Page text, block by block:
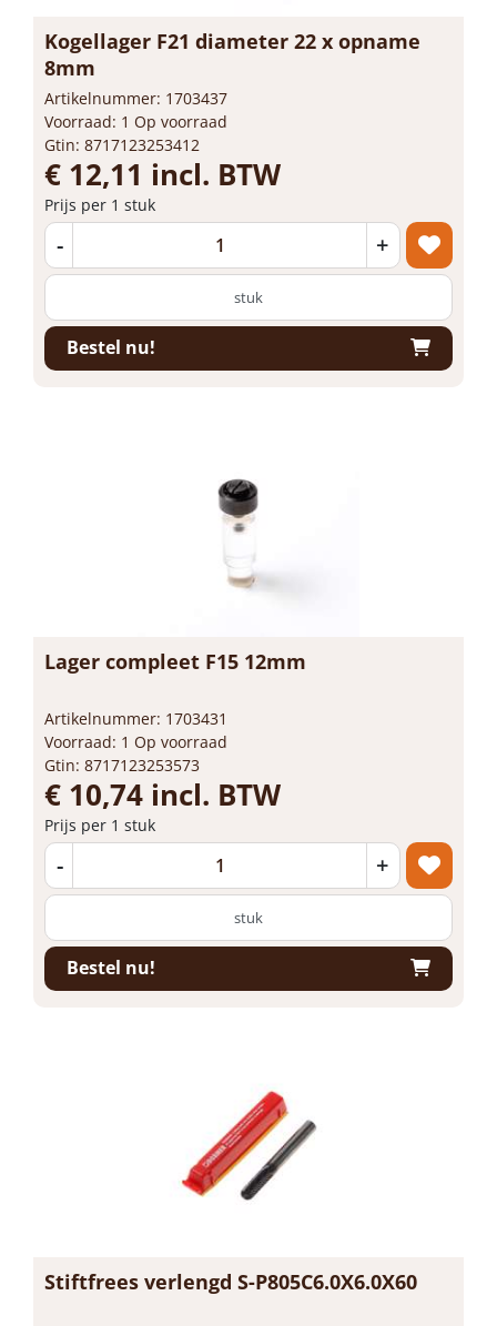
Kogellager F21 diameter 22 x opname
8mm
Artikelnummer: 1703437
Voorraad: 1 Op voorraad
Gtin: 8717123253412
€ 12,11 incl. BTW
Prijs per 1 stuk
- +
stuk
Bestel nu!
Lager compleet F15 12mm
Artikelnummer: 1703431
Voorraad: 1 Op voorraad
Gtin: 8717123253573
€ 10,74 incl. BTW
Prijs per 1 stuk
- +
stuk
Bestel nu!
Stiftfrees verlengd S-P805C6.0X6.0X60